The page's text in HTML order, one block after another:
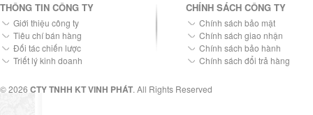
THÔNG TIN CÔNG TY
Giới thiệu công ty
Tiêu chí bán hàng
Đối tác chiến lược
Triết lý kinh doanh
CHÍNH SÁCH CÔNG TY
Chính sách bảo mật
Chính sách giao nhận
Chính sách bảo hành
Chính sách đổi trả hàng
© 2026 CTY TNHH KT VINH PHÁT. All Rights Reserved